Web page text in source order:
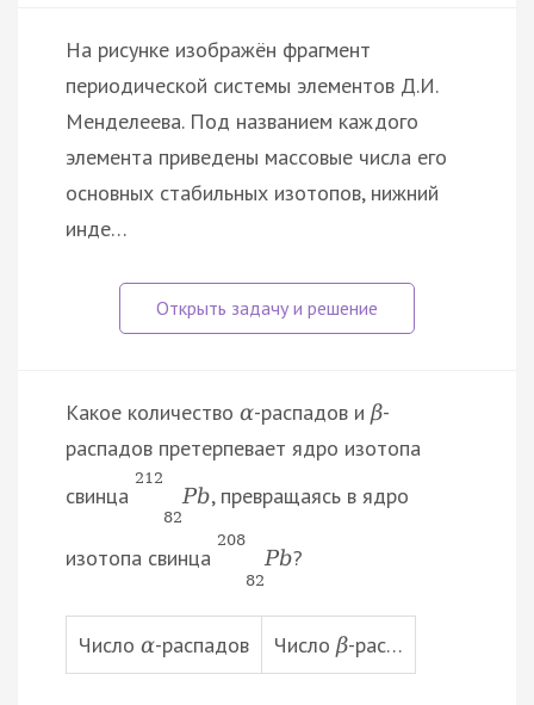
На рисунке изображён фрагмент
периодической системы элементов Д.И.
Менделеева. Под названием каждого
элемента приведены массовые числа его
основных стабильных изотопов, нижний
инде…
Какое количество α-распадов и β-
распадов претерпевает ядро изотопа
свинца
212
82
Pb, превращаясь в ядро
изотопа свинца
208
82
Pb?
Число α-распадов Число β-рас…